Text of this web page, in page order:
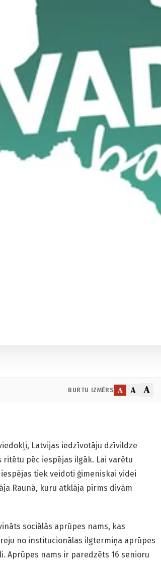
BURTU IZMĒRS A A A
Latvijas iedzīvotāju dzīvildze
pēc iespējas ilgāk. Lai varētu
tiek veidoti ģimeniskai videi
Raunā, kuru atklāja pirms divām
sociālās aprūpes nams, kas
no institucionālas ilgtermiņa aprūpes
Aprūpes nams ir paredzēts 16 senioru